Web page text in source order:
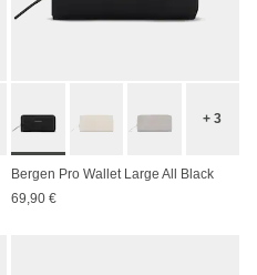
+ 3
Bergen Pro Wallet Large All Black
69,90 €